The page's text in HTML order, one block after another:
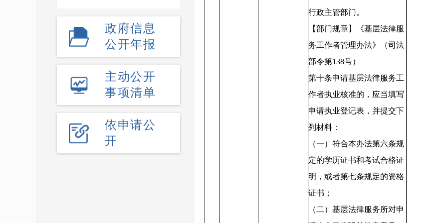
政府信息
公开年报
主动公开
事项清单
依申请公
开
行政主管部门。
【部门规章】《基层法律服
务工作者管理办法》（司法
部令第138号）
第十条申请基层法律服务工
作者执业核准的，应当填写
申请执业登记表，并提交下
列材料：
（一）符合本办法第六条规
定的学历证书和考试合格证
明，或者第七条规定的资格
证书；
（二）基层法律服务所对申